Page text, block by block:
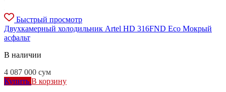
Быстрый просмотр
Двухкамерный холодильник Artel HD 316FND Eco Мокрый
асфальт
В наличии
4 087 000 сум
Купить В корзину